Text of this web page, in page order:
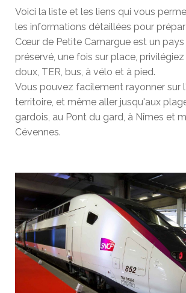
Voici la liste et les liens qui vous
les informations détaillées pour
Cœur de Petite Camargue est un
préservé, une fois sur place,
doux, TER, bus, à vélo et à pied.
Vous pouvez facilement rayonner sur
territoire, et même aller jusqu'aux
gardois, au Pont du gard, à Nîmes et
Cévennes.